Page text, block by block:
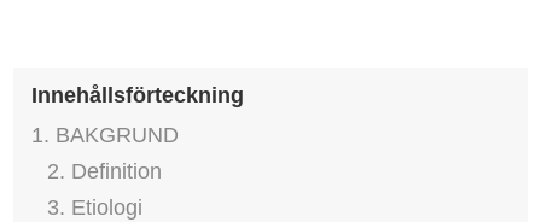
Innehållsförteckning
1. BAKGRUND
2. Definition
3. Etiologi